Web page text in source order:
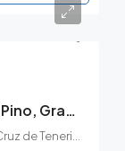
Terrenos Urbanos en Charco del Pino, Granadilla